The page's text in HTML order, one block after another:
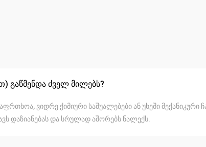
გაწმენდა ძველ მილებს?
ვიდრე ქიმიური საშუალებები ან უხეში მექანიკური
დაზიანებას და სრულად აშორებს ნალექს.